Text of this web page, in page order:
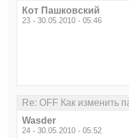
Кот Пашковский
23 - 30.05.2010 - 05:46
Re: OFF Как изменить
Wasder
24 - 30.05.2010 - 05:52